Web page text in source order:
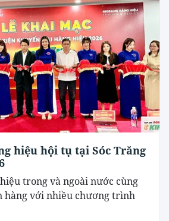
hiệu hội tụ tại Sóc Trăng
trong và ngoài nước cùng
hàng với nhiều chương trình